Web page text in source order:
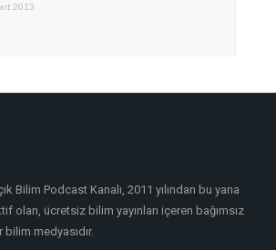
2013
Bilim Podcast Kanalı, 2011 yılından bu yana
olan, ücretsiz bilim yayınları içeren bağımsız
bilim medyasıdır.